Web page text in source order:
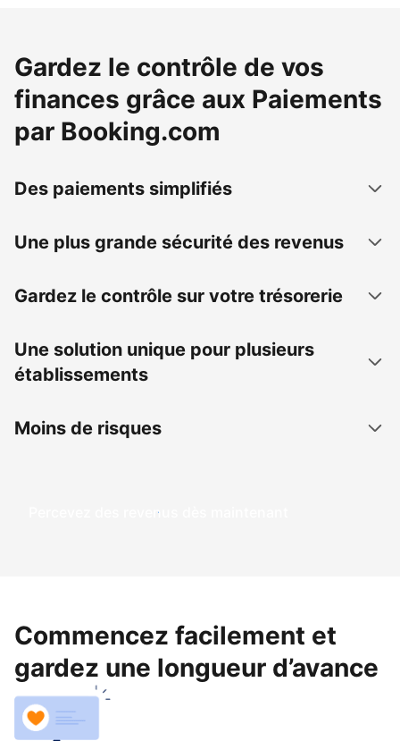
Gardez le contrôle de vos
finances grâce aux Paiements
par Booking.com
Des paiements simplifiés
Une plus grande sécurité des revenus
Gardez le contrôle sur votre trésorerie
Une solution unique pour plusieurs
établissements
Moins de risques
Percevez des revenus dès maintenant
Commencez facilement et
gardez une longueur d’avance